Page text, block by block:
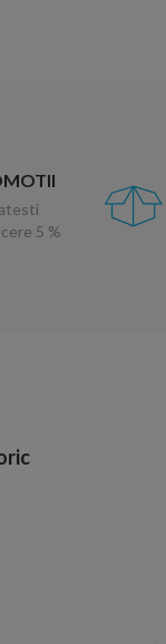
5 %